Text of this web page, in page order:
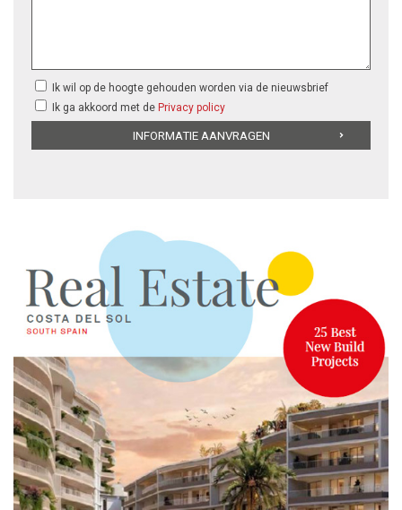
Ik wil op de hoogte gehouden worden via de nieuwsbrief
Ik ga akkoord met de Privacy policy